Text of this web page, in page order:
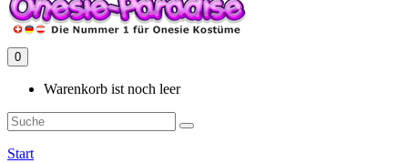
0
Warenkorb ist noch leer
Start